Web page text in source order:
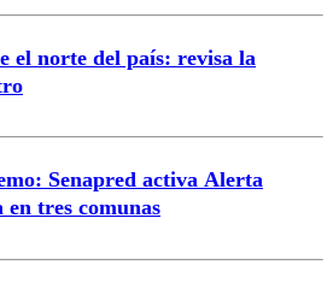
el norte del país: revisa la
Senapred activa Alerta
tres comunas